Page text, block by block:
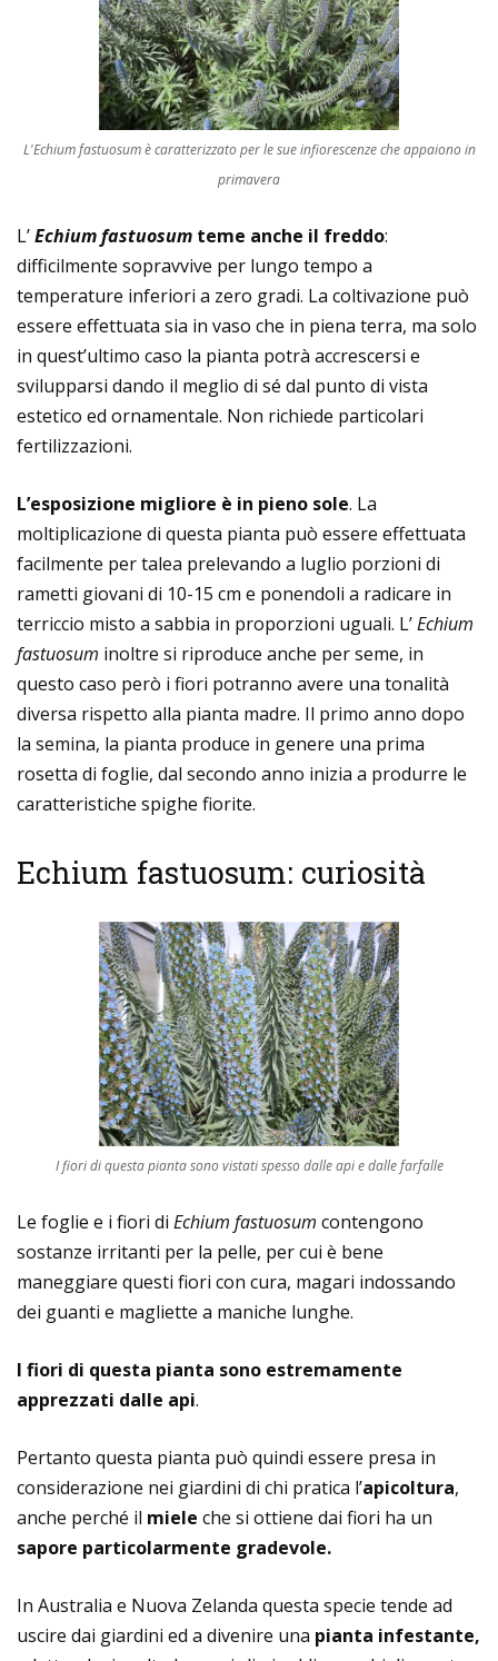
L'Echium fastuosum è caratterizzato per le sue infiorescenze che appaiono in
primavera
L’Echium fastuosum teme anche il freddo:
difficilmente sopravvive per lungo tempo a
temperature inferiori a zero gradi. La coltivazione può
essere effettuata sia in vaso che in piena terra, ma solo
in quest’ultimo caso la pianta potrà accrescersi e
svilupparsi dando il meglio di sé dal punto di vista
estetico ed ornamentale. Non richiede particolari
fertilizzazioni.
L’esposizione migliore è in pieno sole. La
moltiplicazione di questa pianta può essere effettuata
facilmente per talea prelevando a luglio porzioni di
rametti giovani di 10-15 cm e ponendoli a radicare in
terriccio misto a sabbia in proporzioni uguali. L’Echium
fastuosum inoltre si riproduce anche per seme, in
questo caso però i fiori potranno avere una tonalità
diversa rispetto alla pianta madre. Il primo anno dopo
la semina, la pianta produce in genere una prima
rosetta di foglie, dal secondo anno inizia a produrre le
caratteristiche spighe fiorite.
Echium fastuosum: curiosità
I fiori di questa pianta sono vistati spesso dalle api e dalle farfalle
Le foglie e i fiori di Echium fastuosum contengono
sostanze irritanti per la pelle, per cui è bene
maneggiare questi fiori con cura, magari indossando
dei guanti e magliette a maniche lunghe.
I fiori di questa pianta sono estremamente
apprezzati dalle api.
Pertanto questa pianta può quindi essere presa in
considerazione nei giardini di chi pratica l’apicoltura,
anche perché il miele che si ottiene dai fiori ha un
sapore particolarmente gradevole.
In Australia e Nuova Zelanda questa specie tende ad
uscire dai giardini ed a divenire una pianta infestante,